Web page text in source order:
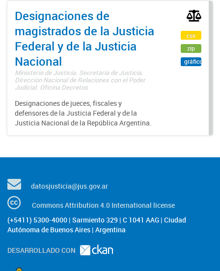
Designaciones de
magistrados de la Justicia
Federal y de la Justicia
Nacional
Ministerio de Justicia. Secretaría de Justicia.
Dirección Nacional de Relaciones con el Poder
Judicial. Oficina Decretos
Designaciones de jueces, fiscales y
defensores de la Justicia Federal y de la
Justicia Nacional de la República Argentina.
csv
zip
gráfico
datosjusticia@jus.gov.ar
Commons Attribution 4.0 International license
(+5411) 5300-4000 | Sarmiento 329 | C 1041 AAG | Ciudad
Autónoma de Buenos Aires | Argentina
DESARROLLADO CON